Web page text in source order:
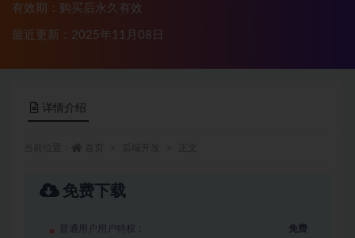
有效期：购买后永久有效
最近更新：2025年11月08日
详情介绍
免费下载
普通用户用户特权： 免费